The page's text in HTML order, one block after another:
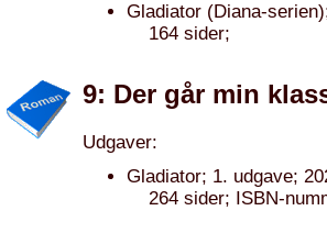
Gladiator (Diana-
164 sider;
9: Der går min
Udgaver:
Gladiator; 1. udgave;
264 sider; ISBN-